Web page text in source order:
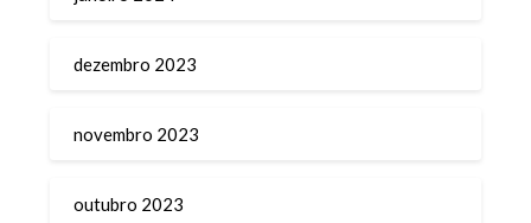
dezembro 2023
novembro 2023
outubro 2023